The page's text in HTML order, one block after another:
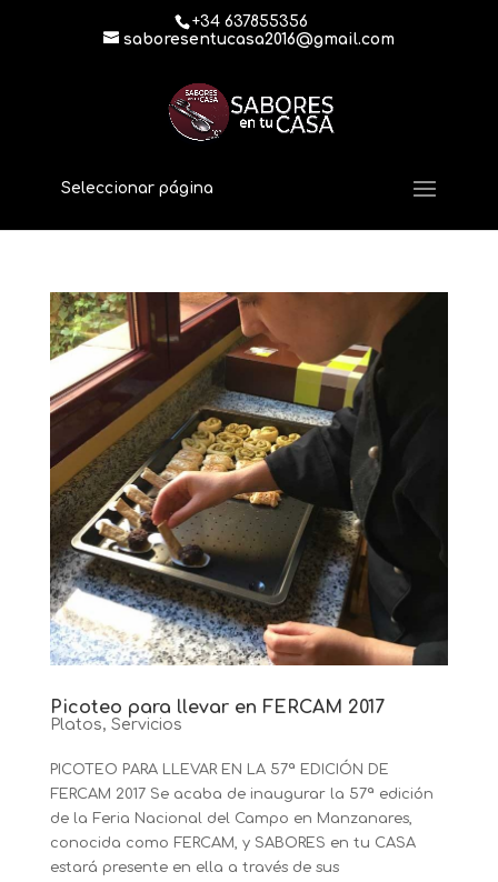
+34 637855356
saboresentucasa2016@gmail.com
Seleccionar página
Picoteo para llevar en FERCAM 2017
Platos, Servicios
PICOTEO PARA LLEVAR EN LA 57ª EDICIÓN DE
FERCAM 2017 Se acaba de inaugurar la 57ª edición
de la Feria Nacional del Campo en Manzanares,
conocida como FERCAM, y SABORES en tu CASA
estará presente en ella a través de sus